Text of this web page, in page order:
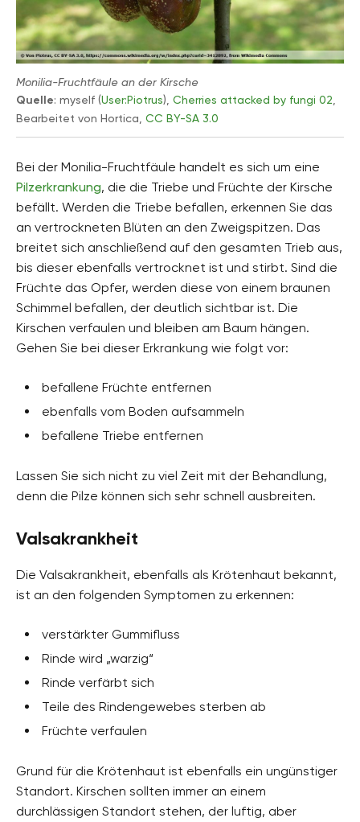
Monilia-Fruchtfäule an der Kirsche
Quelle: myself (User:Piotrus), Cherries attacked by fungi 02
Bearbeitet von Hortica, CC BY-SA 3.0
Bei der Monilia-Fruchtfäule handelt es sich um eine
Pilzerkrankung, die die Triebe und Früchte der Kirsche
befällt. Werden die Triebe befallen, erkennen Sie das
an vertrockneten Blüten an den Zweigspitzen. Das
breitet sich anschließend auf den gesamten Trieb aus,
bis dieser ebenfalls vertrocknet ist und stirbt. Sind die
Früchte das Opfer, werden diese von einem braunen
Schimmel befallen, der deutlich sichtbar ist. Die
Kirschen verfaulen und bleiben am Baum hängen.
Gehen Sie bei dieser Erkrankung wie folgt vor:
befallene Früchte entfernen
ebenfalls vom Boden aufsammeln
befallene Triebe entfernen
Lassen Sie sich nicht zu viel Zeit mit der Behandlung,
denn die Pilze können sich sehr schnell ausbreiten.
Valsakrankheit
Die Valsakrankheit, ebenfalls als Krötenhaut bekannt,
ist an den folgenden Symptomen zu erkennen:
verstärkter Gummifluss
Rinde wird „warzig“
Rinde verfärbt sich
Teile des Rindengewebes sterben ab
Früchte verfaulen
Grund für die Krötenhaut ist ebenfalls ein ungünstiger
Standort. Kirschen sollten immer an einem
durchlässigen Standort stehen, der luftig, aber